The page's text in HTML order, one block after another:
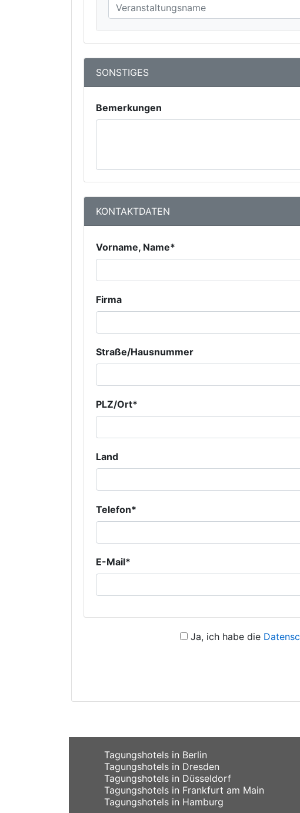
SONSTIGES
Bemerkungen
KONTAKTDATEN
Vorname, Name*
Firma
Straße/Hausnummer
PLZ/Ort*
Land
Telefon*
E-Mail*
Ja, ich habe die
Tagungshotels in Berlin
Tagungshotels in Dresden
Tagungshotels in Düsseldorf
Tagungshotels in Frankfurt am Main
Tagungshotels in Hamburg